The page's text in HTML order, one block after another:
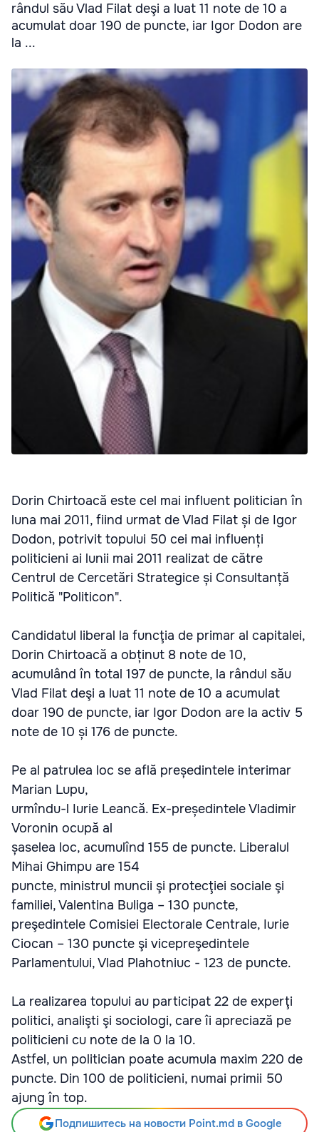
rândul său Vlad Filat deşi a luat 11 note de 10 a
acumulat doar 190 de puncte, iar Igor Dodon are
la ...
Dorin Chirtoacă este cel mai influent politician în
luna mai 2011, fiind urmat de Vlad Filat și de Igor
Dodon, potrivit topului 50 cei mai influenți
politicieni ai lunii mai 2011 realizat de către
Centrul de Cercetări Strategice și Consultanță
Politică "Politicon".
Candidatul liberal la funcţia de primar al capitalei,
Dorin Chirtoacă a obținut 8 note de 10,
acumulând în total 197 de puncte, la rândul său
Vlad Filat deşi a luat 11 note de 10 a acumulat
doar 190 de puncte, iar Igor Dodon are la activ 5
note de 10 și 176 de puncte.
Pe al patrulea loc se află președintele interimar
Marian Lupu,
urmîndu-l Iurie Leancă. Ex-președintele Vladimir
Voronin ocupă al
șaselea loc, acumulînd 155 de puncte. Liberalul
Mihai Ghimpu are 154
puncte, ministrul muncii şi protecţiei sociale şi
familiei, Valentina Buliga – 130 puncte,
preşedintele Comisiei Electorale Centrale, Iurie
Ciocan – 130 puncte şi vicepreşedintele
Parlamentului, Vlad Plahotniuc - 123 de puncte.
La realizarea topului au participat 22 de experţi
politici, analişti şi sociologi, care îi apreciază pe
politicieni cu note de la 0 la 10.
Astfel, un politician poate acumula maxim 220 de
puncte. Din 100 de politicieni, numai primii 50
ajung în top.
Подпишитесь на новости Point.md в Google